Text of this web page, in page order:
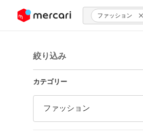
ツにスキップ ファッション
絞り込み
カテゴリー